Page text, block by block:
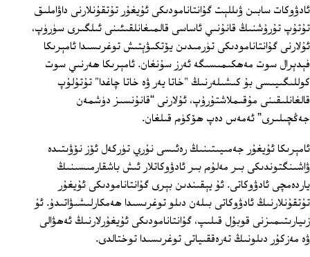
ئادۋوكات سابىن ۋىللېت گۇانتانامودىكى ئۇيغۇر تۇتقۇنلارنى داۋاملىق
تۇتۇپ تۇرۇشنىڭ قانۇنىي ئاساسى قالمىغانلقىئىنى ئىلگىرى سۈرۈپ،
ئۇلارنى گۇانتانامودىكى تۈرمىدىن يۆتكىۋېتىش توغرىسىدا ئامېرىكا
فېدېرال سوت مەھكىمىسىگە ئەرز سۇنغان. ئامېرىكا ھەرنىي سوت
كوللىگىيىسى بۇ كىشىلەرنىڭ "خاتا يەر ۋە خاتا چاغدا" تۇتۇلۇپ
قالغانلىقىنى مۇقىملاشتۇرۇپ، ئۇلارنى “قانۇنسىز دۈشمەن
جەڭچىلىرى” ئەمەس دەپ ھۆكۈم قىلغان.
ئامېرىكا ئۇيغۇر جەمىيىتىنىڭ رەئىسى نۇري تۈركەل ئۆز نۆۋىتىدە
ۋاشىنگتوندىكى بىر مەلۇم بىر ئادۋوكاتلار ئىش باشقارمىسىنىڭ
ياردەمچى ئادۋوكاتى. ئۇ يېقىندىن بېرى گۇانتانامودىكى ئۇيغۇر
تۇتقۇنلارنىڭ ئادۋوكاتى بىلەن دىلو توغرىسىدا ھەمكارلىشىۋاتىدۇ. ئۇ
زىيارىتىمىزنى قوبۇل قىلىپ، گۇانتانامودىكى ئۇيغۇرلارنىڭ ئەھۋالى
ۋە مەزكۇر دىلونىڭ تەرەققىياتى توغرىسىدا توختالدى.